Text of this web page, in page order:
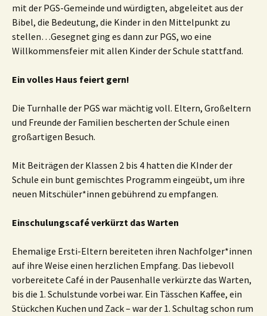
mit der PGS-Gemeinde und würdigten, abgeleitet aus der
Bibel, die Bedeutung, die Kinder in den Mittelpunkt zu
stellen…Gesegnet ging es dann zur PGS, wo eine
Willkommensfeier mit allen Kinder der Schule stattfand.
Ein volles Haus feiert gern!
Die Turnhalle der PGS war mächtig voll. Eltern, Großeltern
und Freunde der Familien bescherten der Schule einen
großartigen Besuch.
Mit Beiträgen der Klassen 2 bis 4 hatten die KInder der
Schule ein bunt gemischtes Programm eingeübt, um ihre
neuen Mitschüler*innen gebührend zu empfangen.
Einschulungscafé verkürzt das Warten
Ehemalige Ersti-Eltern bereiteten ihren Nachfolger*innen
auf ihre Weise einen herzlichen Empfang. Das liebevoll
vorbereitete Café in der Pausenhalle verkürzte das Warten,
bis die 1. Schulstunde vorbei war. Ein Tässchen Kaffee, ein
Stückchen Kuchen und Zack – war der 1. Schultag schon rum